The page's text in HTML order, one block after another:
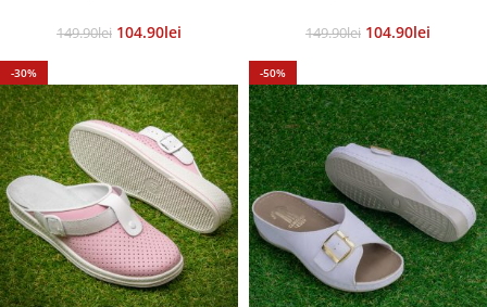
149.90Lei 104.90Lei 149.90Lei 104.90Lei
-30% -50%